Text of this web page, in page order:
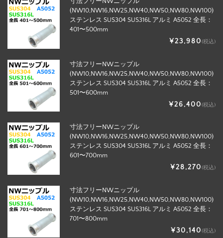
(NW10,NW16,NW25,NW40,NW50,NW80,NW100)
ステンレス SUS304 SUS316L アルミ A5052 全長：
401〜500mm
¥23,980(税込)
寸法フリーNWニップル
(NW10,NW16,NW25,NW40,NW50,NW80,NW100)
ステンレス SUS304 SUS316L アルミ A5052 全長：
501〜600mm
¥26,400(税込)
寸法フリーNWニップル
(NW10,NW16,NW25,NW40,NW50,NW80,NW100)
ステンレス SUS304 SUS316L アルミ A5052 全長：
601〜700mm
¥28,270(税込)
寸法フリーNWニップル
(NW10,NW16,NW25,NW40,NW50,NW80,NW100)
ステンレス SUS304 SUS316L アルミ A5052 全長：
701〜800mm
¥30,140(税込)